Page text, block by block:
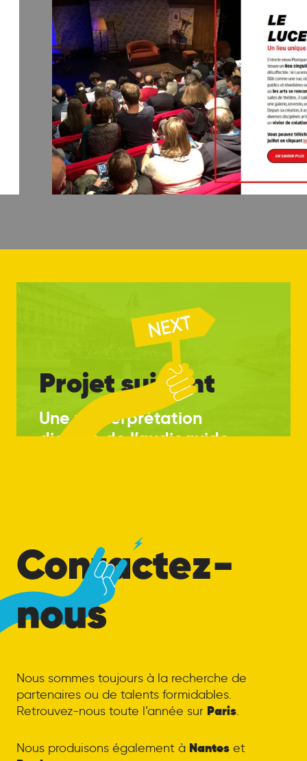
Projet suivant
Une réinterprétation
digitale de l’audioguide
Nous sommes toujours à la recherche de
partenaires ou de talents formidables.
Retrouvez-nous toute l’année sur Paris.
Nous produisons également à Nanteset